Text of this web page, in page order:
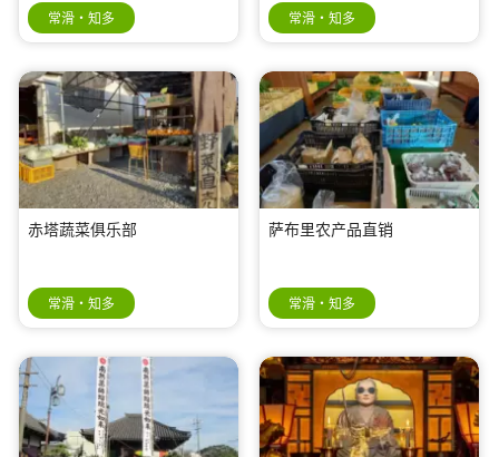
常滑・知多 常滑・知多
赤塔蔬菜俱乐部
常滑・知多
萨布里农产品直销
常滑・知多